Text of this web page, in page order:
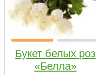
Букет белых роз
«Белла»